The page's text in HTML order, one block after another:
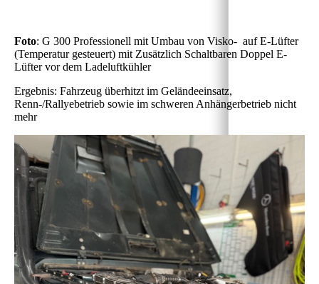
Foto: G 300 Professionell mit Umbau von Visko- auf E-Lüfter
(Temperatur gesteuert) mit Zusätzlich Schaltbaren Doppel E-
Lüfter vor dem Ladeluftkühler
Ergebnis: Fahrzeug überhitzt im Geländeeinsatz,
Renn-/Rallyebetrieb sowie im schweren Anhängerbetrieb nicht
mehr